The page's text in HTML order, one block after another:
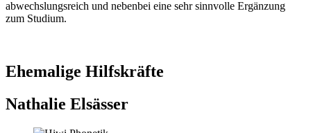
abwechslungsreich und nebenbei eine sehr sinnvolle Ergänzung
zum Studium.
Ehemalige Hilfskräfte
Nathalie Elsässer